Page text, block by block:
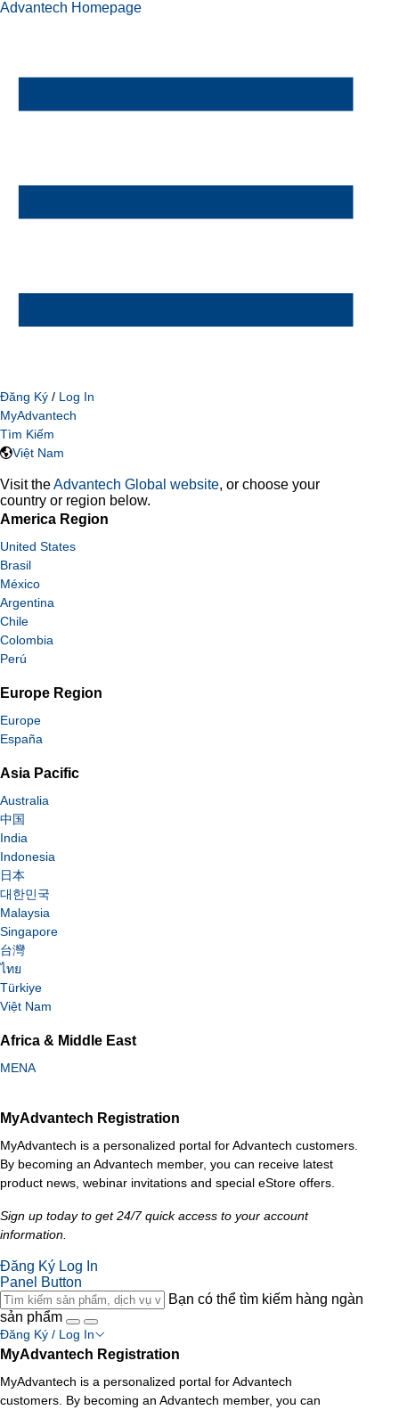
Advantech Homepage
Đăng Ký / Log In
MyAdvantech
Tìm Kiếm
Việt Nam
Visit theAdvantech Global website, or choose your
country or region below.
America Region
United States
Brasil
México
Argentina
Chile
Colombia
Perú
Europe Region
Europe
España
Asia Pacific
Australia
中国
India
Indonesia
日本
대한민국
Malaysia
Singapore
台灣
ไทย
Türkiye
Việt Nam
Africa & Middle East
MENA
MyAdvantech Registration
MyAdvantech is a personalized portal for Advantech customers.
By becoming an Advantech member, you can receive latest
product news, webinar invitations and special eStore offers.
Sign up today to get 24/7 quick access to your account
information.
Đăng Ký Log In
Panel Button
Bạn có thể tìm kiếm hàng ngàn
sản phẩm
Đăng Ký / Log In
MyAdvantech Registration
MyAdvantech is a personalized portal for Advantech
customers. By becoming an Advantech member, you can